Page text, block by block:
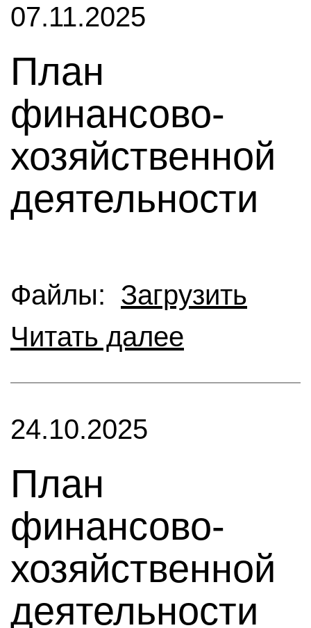
07.11.2025
План
финансово-
хозяйственной
деятельности
Файлы: Загрузить
Читать далее
24.10.2025
План
финансово-
хозяйственной
деятельности